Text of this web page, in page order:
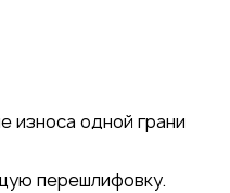
износа одной грани
перешлифовку.